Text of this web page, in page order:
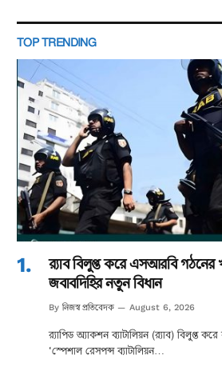
TOP TRENDING
র‌্যাব বিলুপ্ত করে এসআরবি গঠনের
জবাবদিহির নতুন বিধান
By নিজস্ব প্রতিবেদক August 6, 2026
র‌্যাপিড অ্যাকশন ব্যাটালিয়ন (র‌্যাব) বিলুপ্ত
‘স্পেশাল রেসপন্স ব্যাটালিয়ন…